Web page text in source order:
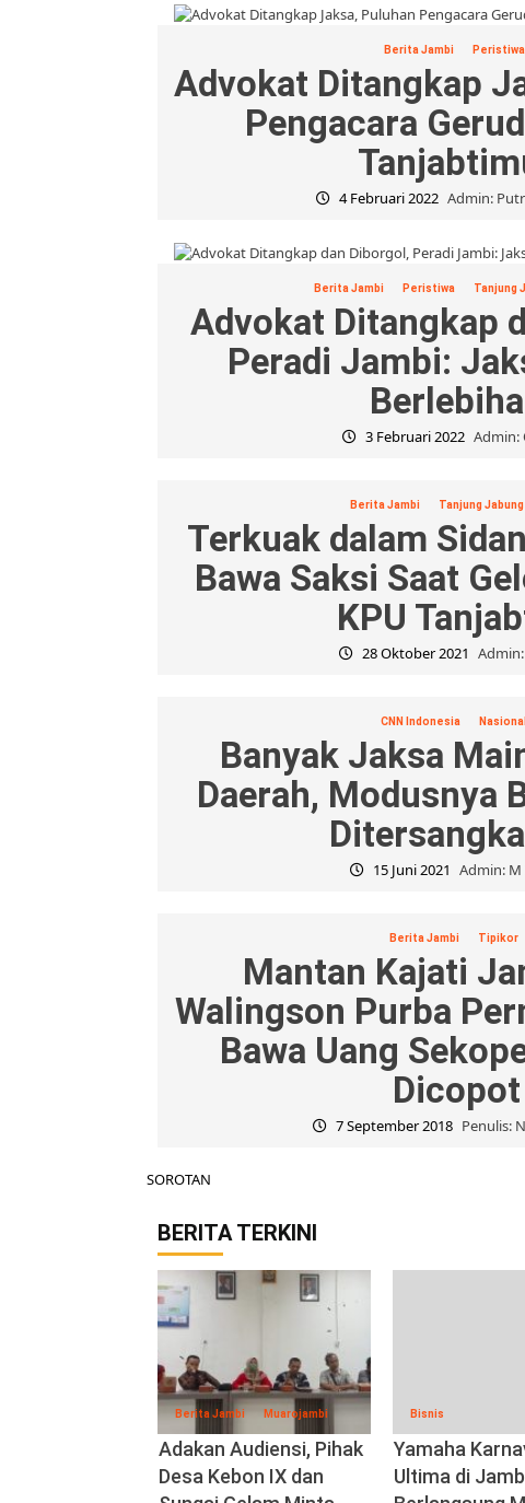
Berita Jambi Peristiwa
Advokat Ditangkap
Pengacara
4 Februari 2022 Admin:
Berita Jambi Peristiwa Tanjung
Advokat Ditangkap
Peradi Jambi:
3 Februari 2022 Admin:
Berita Jambi Tanjung
Terkuak dalam
Bawa Saksi Saat
KPU
28 Oktober 2021
CNN Indonesia Nasional
Banyak Jaksa
Daerah, Modusnya
15 Juni 2021 Admin:
Berita Jambi Tipikor
Mantan Kajati
Walingson Purba
Bawa Uang
Dicopot
7 September 2018 Penulis:
SOROTAN
BERITA TERKINI
Berita Jambi Muarojambi
Adakan Audiensi, Pihak
Desa Kebon IX dan
Bisnis
Yamaha
Ultima di